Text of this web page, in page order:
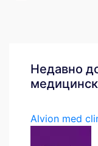
Недавно
Alvion med